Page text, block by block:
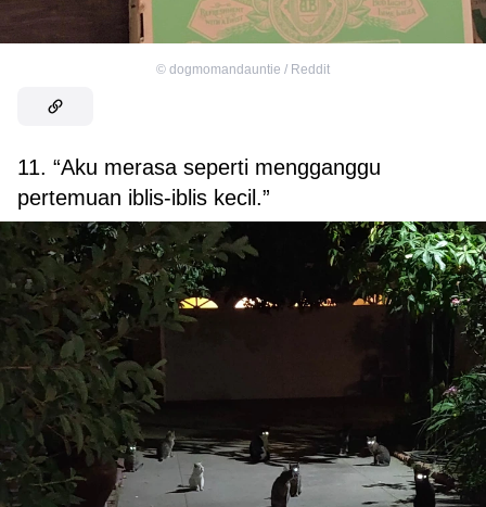
© dogmomandauntie / Reddit
11. “Aku merasa seperti mengganggu
pertemuan iblis-iblis kecil.”